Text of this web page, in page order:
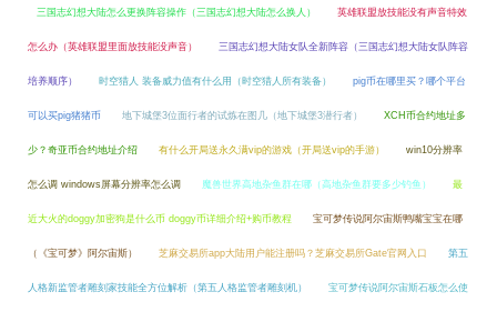
三国志幻想大陆怎么更换阵容操作（三国志幻想大陆怎么换人） 英雄联盟放技能没有声音特效
怎么办（英雄联盟里面放技能没声音） 三国志幻想大陆女队全新阵容（三国志幻想大陆女队阵容
培养顺序） 时空猎人 装备威力值有什么用（时空猎人所有装备） pig币在哪里买？哪个平台
可以买pig猪猪币 地下城堡3位面行者的试炼在图几（地下城堡3潜行者） XCH币合约地址多
少？奇亚币合约地址介绍 有什么开局送永久满vip的游戏（开局送vip的手游） win10分辨率
怎么调 windows屏幕分辨率怎么调 魔兽世界高地杂鱼群在哪（高地杂鱼群要多少钓鱼） 最
近大火的doggy加密狗是什么币 doggy币详细介绍+购币教程 宝可梦传说阿尔宙斯鸭嘴宝宝在哪
（《宝可梦》阿尔宙斯） 芝麻交易所app大陆用户能注册吗？芝麻交易所Gate官网入口 第五
人格新监管者雕刻家技能全方位解析（第五人格监管者雕刻机） 宝可梦传说阿尔宙斯石板怎么使